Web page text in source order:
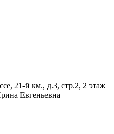
21-й км., д.3, стр.2, 2 этаж
Евгеньевна